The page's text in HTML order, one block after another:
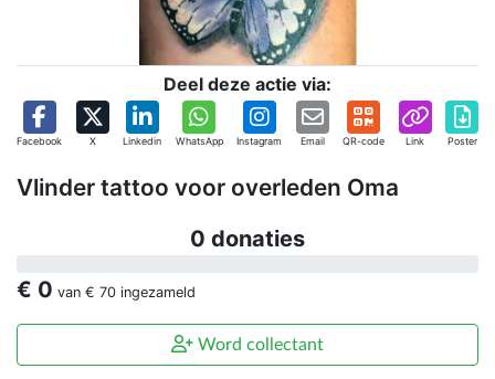
Deel deze actie via:
Facebook X Linkedin WhatsApp Instagram Email QR-code Link Poster
Vlinder tattoo voor overleden Oma
0 donaties
€ 0 van € 70 ingezameld
Word collectant